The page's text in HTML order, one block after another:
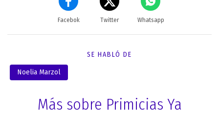
Facebok Twitter Whatsapp
SE HABLÓ DE
Noelia Marzol
Más sobre Primicias Ya